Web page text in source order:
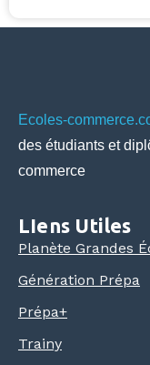
Ecoles-
des étudiants et
commerce
LIens Utiles
Planète Grandes
Génération Prépa
Prépa+
Trainy